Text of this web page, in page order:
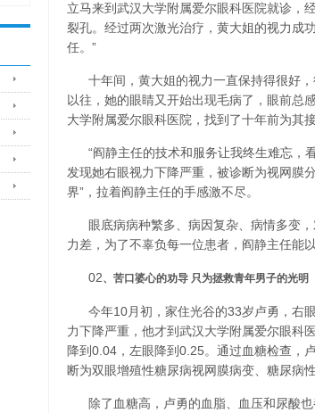
立马来到武汉大学附属爱尔眼科医院就诊，
裂孔。经过两次激光治疗，黄大姐的视力成
任。”
十年间，黄大姐的视力一直保持得很好
以往，她的眼睛又开始出现毛病了，眼前总
大学附属爱尔眼科医院，找到了十年前为其
“阎静主任的技术和服务让我终生难忘，
发现她右眼视力下降严重，被诊断为视网膜
界”，拉着阎静主任的手感激不尽。
眼底病病种繁多、病因复杂、病情多变
力差，为了不辜负每一位患者，阎静主任能
02、苦口婆心的劝导 只为拯救青年男子的光明
今年10月初，家住光谷的33岁卢勇，右
力下降严重，他才到武汉大学附属爱尔眼科
降到0.04，左眼降到0.25。通过血糖检查，
断为双眼增殖性糖尿病视网膜病变、糖尿病性
除了血糖高，卢勇的血脂、血压和尿酸